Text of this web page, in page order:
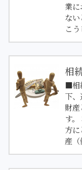
業
ない
こ
相
■相
下
財
す
方
産